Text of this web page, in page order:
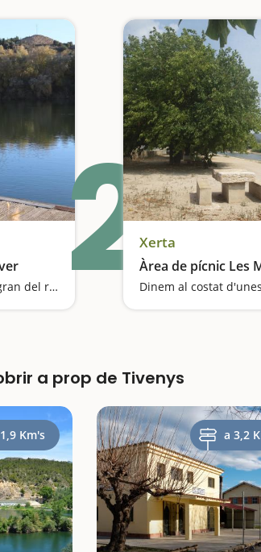
La zona de bany més gran del riu Ebre 2Xerta
Àrea de pícnic Les
a prop de Tivenys
Km's a 3,2